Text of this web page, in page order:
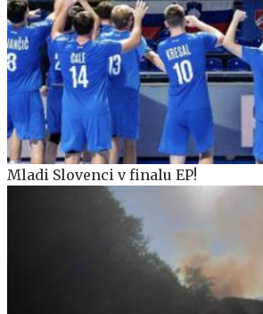
Mladi Slovenci v finalu EP!